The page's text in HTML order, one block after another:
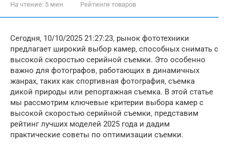
На чтение: 5 мин Рейтинги товаров
Сегодня‚ 10/10/2025 21:27:23‚ рынок фототехники
предлагает широкий выбор камер‚ способных снимать с
высокой скоростью серийной съемки. Это особенно
важно для фотографов‚ работающих в динамичных
жанрах‚ таких как спортивная фотография‚ съемка
дикой природы или репортажная съемка. В этой статье
мы рассмотрим ключевые критерии выбора камер с
высокой скоростью серийной съемки‚ представим
рейтинг лучших моделей 2025 года и дадим
практические советы по оптимизации съемки.